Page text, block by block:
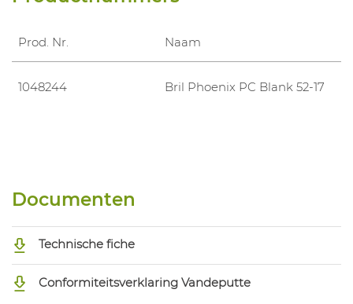
Prod. Nr. Naam
1048244 Bril Phoenix PC Blank 52-17
Documenten
Technische fiche
Conformiteitsverklaring Vandeputte